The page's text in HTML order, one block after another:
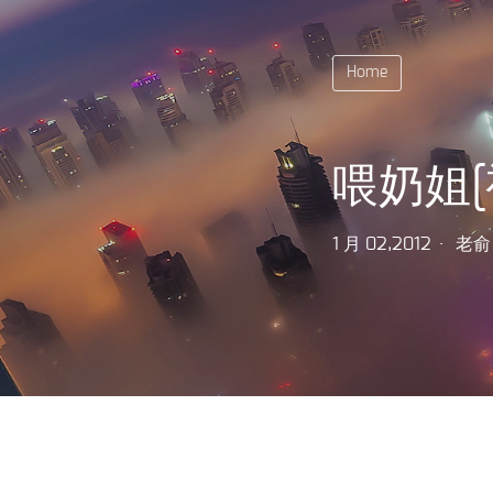
Home
喂奶姐
1 月 02,2012 老俞